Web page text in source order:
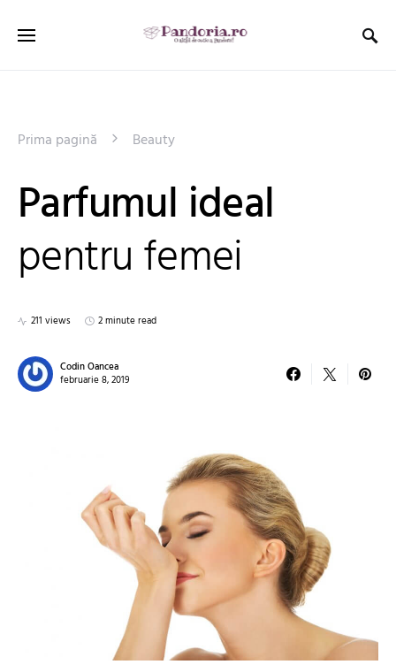
Prima pagină Beauty
Parfumul ideal
pentru femei
211 views 2 minute read
Codin Oancea
februarie 8, 2019